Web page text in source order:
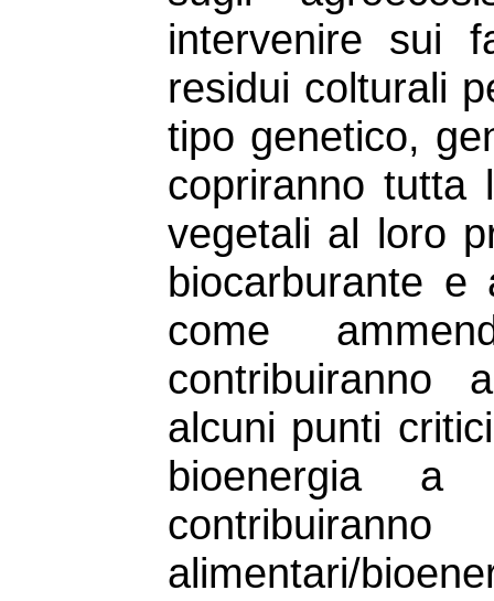
intervenire sui
residui colturali
tipo genetico,
copriranno tutta
vegetali al loro
biocarburante e
come
contribuiranno
alcuni punti
bioenergia
alimentari/